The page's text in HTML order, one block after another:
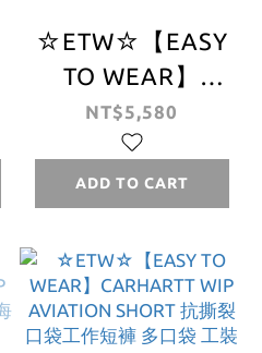
☆ETW☆【EASY
TO WEAR】
CARHARTT WIP
OG DOUBLE
KNEE SHORT 短
褲 蛇紋 七分褲 水
洗
NT$5,580
ADD TO CART